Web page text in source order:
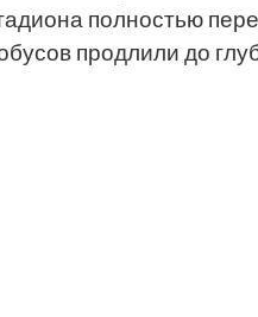
полностью
продлили до